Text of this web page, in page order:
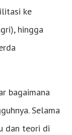
ke
hingga
bagaimana
Selama
dan teori di